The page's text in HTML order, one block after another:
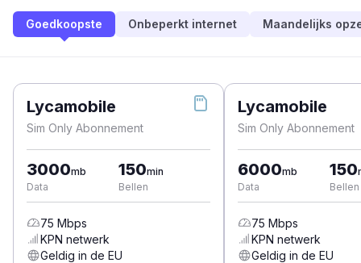
Goedkoopste Onbeperkt internet Maandelijks
Lycamobile
Sim Only Abonnement
3000mb
Data
150min
Bellen
75 Mbps
KPN netwerk
Geldig in de EU
Lycamobile
Sim Only Abonnement
6000mb
Data
150
Bellen
75 Mbps
KPN netwerk
Geldig in de EU